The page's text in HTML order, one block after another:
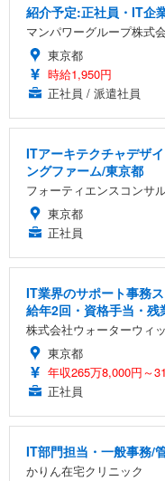
紹介予定:正社員・IT企
マンパワーグループ株式
東京都
時給1,950円
正社員 / 派遣社員
ITアーキテクチャデザ
ングファーム/東京都
フォーティエンスコンサ
東京都
正社員
IT業界のサポート事務
給年2回・資格手当・
株式会社ウォーターウィ
東京都
年収265万8,000円～
正社員
IT部門担当・一般事務/
かりん在宅クリニック